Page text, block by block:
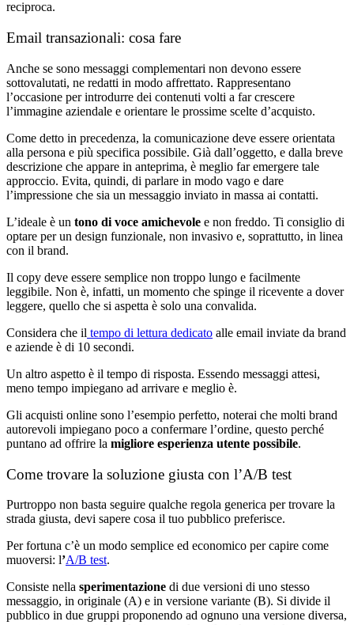
reciproca.
Email transazionali: cosa fare
Anche se sono messaggi complementari non devono essere
sottovalutati, ne redatti in modo affrettato. Rappresentano
l’occasione per introdurre dei contenuti volti a far crescere
l’immagine aziendale e orientare le prossime scelte d’acquisto.
Come detto in precedenza, la comunicazione deve essere orientata
alla persona e più specifica possibile. Già dall’oggetto, e dalla breve
descrizione che appare in anteprima, è meglio far emergere tale
approccio. Evita, quindi, di parlare in modo vago e dare
l’impressione che sia un messaggio inviato in massa ai contatti.
L’ideale è un tono di voce amichevole e non freddo. Ti consiglio di
optare per un design funzionale, non invasivo e, soprattutto, in linea
con il brand.
Il copy deve essere semplice non troppo lungo e facilmente
leggibile. Non è, infatti, un momento che spinge il ricevente a dover
leggere, quello che si aspetta è solo una convalida.
Considera che il tempo di lettura dedicato alle email inviate da brand
e aziende è di 10 secondi.
Un altro aspetto è il tempo di risposta. Essendo messaggi attesi,
meno tempo impiegano ad arrivare e meglio è.
Gli acquisti online sono l’esempio perfetto, noterai che molti brand
autorevoli impiegano poco a confermare l’ordine, questo perché
puntano ad offrire la migliore esperienza utente possibile.
Come trovare la soluzione giusta con l’A/B test
Purtroppo non basta seguire qualche regola generica per trovare la
strada giusta, devi sapere cosa il tuo pubblico preferisce.
Per fortuna c’è un modo semplice ed economico per capire come
muoversi: l’A/B test.
Consiste nella sperimentazione di due versioni di uno stesso
messaggio, in originale (A) e in versione variante (B). Si divide il
pubblico in due gruppi proponendo ad ognuno una versione diversa,